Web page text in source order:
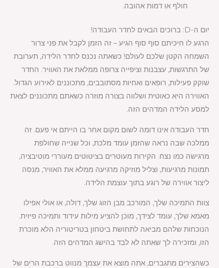
חולף או דמות אהובה.
יום ה-D: ברוכים הבאים לחדר העבודה!
הרגע לו חיכיתם סוף סוף הגיע – זה הזמן לקבל את פני צרור
השמחה הקטן שלכם לעולם! כשאתה נכנס לחדר הלידה, תערובת
של התרגשות, עצבנות וציפייה צרופה ממלאת את האוויר. החדר
שוקק פעילות, רופאים ואחיות מסתובבים, מתכוננים לאירוע הגדול.
האווירה היא כאוטית ושלווה בצורה מוזרה כשאתם מתכוננים לצאת
למסע הלידה המדהים הזה.
חדר העבודה אינו דומה לשום מקום אחר בו הייתם אי פעם. זה
ממלכה שבה נראה שהזמן עומד מלכת, וכל שנייה שחולפת
מרגישה כמו נצח. הקירות מעוטרים בציטוטים מעוררי מוטיבציה,
תמונות מרגיעות, וצליל מוזיקה מרגיעה ממלא את האוויר, מנסה
ליצור אווירה של רוגע בתוך עוצמת הלידה.
צוות התמיכה שלך, המורכב מבן הזוג שלך, דולה, או אולי אפילו
מאמא שלך, עומד לצידך, מוכן להציע מילות עידוד ותמיכה פיזית.
הנוכחות שלהם מביאה לתחושת ביטחון בטריטוריה הלא מוכרת
הזו, ומזכירה לך שאתה לא לבד בהישג המדהים הזה.
כשהצירים מתגברים, אתה מוצא את עצמך מנווט ברכבת הרים של